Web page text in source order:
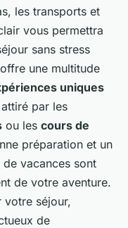
les transports et
vous permettra
sans stress
une multitude
uniques
par les
ou les cours de
préparation et un
vacances sont
de votre aventure.
votre séjour,
de